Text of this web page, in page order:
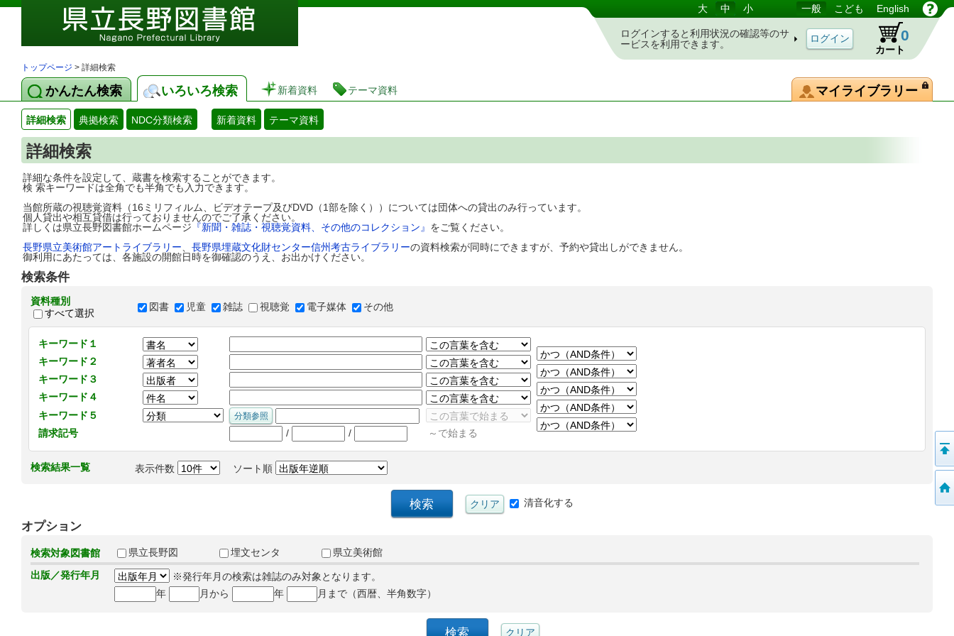
図書館 蔵書検索・予約システム 大 中 小 一般 こども English
ログインすると利用状況の確認等のサ
ービスを利用できます。
カート
0
トップページ > 詳細検索
かんたん検索 いろいろ検索 新着資料 テーマ資料 マイライブラリー
詳細検索 典拠検索 NDC分類検索 新着資料 テーマ資料
詳細検索
詳細な条件を設定して、蔵書を検索することができます。
検 索キーワードは全角でも半角でも入力できます。
当館所蔵の視聴覚資料（16ミリフィルム、ビデオテープ及びDVD（1部を除く））については団体への貸出のみ行っています。
個人貸出や相互貸借は行っておりませんのでご了承ください。
詳しくは県立長野図書館ホームページ 『新聞・雑誌・視聴覚資料、その他のコレクション』 をご覧ください。
長野県立美術館アートライブラリー
長野県埋蔵文化財センター信州考古ライブラリーの資料検索が同時にできますが、予約や貸出しができません。
御利用にあたっては、各施設の開館日時を御確認のうえ、お出かけください。
検索条件
資料種別
すべて選択
図書 児童 雑誌 視聴覚 電子媒体 その他
キーワード１
キーワード２
キーワード３
キーワード４
キーワード５
請求記号
/ / ～で始まる
検索結果一覧 表示件数 ソート順
清音化する
オプション
検索対象図書館 県立長野図 埋文センタ
県立美術館
出版／発行年月
※発行年月の検索は雑誌のみ対象となります。
年
月から 年 月まで（西暦、半角数字）